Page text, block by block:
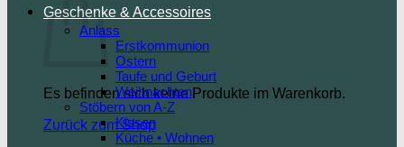
Es befinden sich keine Produkte im Warenkorb.
Zurück zum Shop
Geschenke & Accessoires
Anlass
Erstkommunion
Ostern
Taufe und Geburt
Weihnachten
Stöbern von A-Z
Kissen
Küche • Wohnen